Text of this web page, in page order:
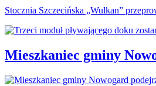
Stocznia Szczecińska „Wulkan”
Mieszkaniec gminy